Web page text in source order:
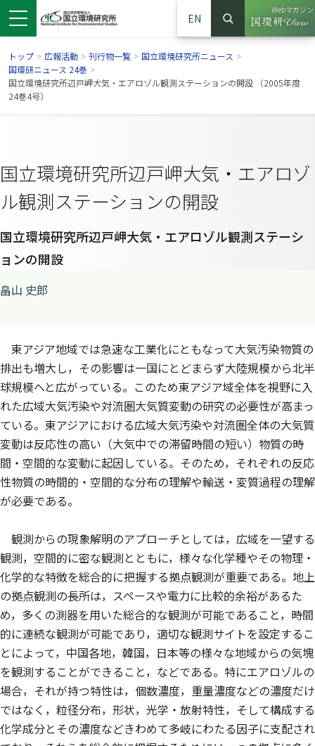
ウで開きます）
ンドウで開きます）
ウインドウで開きます）
EN
サイト内検索
検索
Webマガジン
（別ウイ
トップ > 広報活動 > 刊行物一覧 > 国立環境研究所ニュース >
国環研ニュース 24巻 >
国立環境研究所辺戸岬大気・エアロゾル観測ステーションの開設 （2005年度
24巻4号）
国立環境研究所辺戸岬大気・エアロゾ
ル観測ステーションの開設
国立環境研究所辺戸岬大気・エアロゾル観測ステーシ
ョンの開設
畠山 史郎
東アジア地域では急速な工業化にともなって大気汚染物質の
排出も増大し，その影響は一国にとどまらず大陸規模から北半
球規模へと広がっている。このため東アジア域全体を視野に入
れた広域大気汚染や対流圏大気質変動の研究の必要性が高まっ
ている。東アジアにおける広域大気汚染や対流圏全体の大気質
変動は反応性の高い（大気中での滞留時間の短い）物質の時
間・空間的な変動に起因している。そのため，それぞれの反応
性物質の時間的・空間的な分布の理解や輸送・変質過程の理解
が必要である。
観測からの現象解明のアプローチとしては，広域を一望する
観測，空間的に密な観測とともに，様々な化学種やその物理・
化学的な特徴を総合的に把握する拠点観測が重要である。地上
の拠点観測の長所は，スペースや電力に比較的余裕があるた
め，多くの測器を用いた総合的な観測が可能であること，時間
的に連続な観測が可能であり，適切な観測サイトを設定するこ
とによって，中国各地，韓国，日本等の様々な地域からの気塊
を観測することができること，などである。特にエアロゾルの
場合，それが持つ特性は，個数濃度，重量濃度などの濃度だけ
ではなく，粒径分布，形状，光学・放射特性，そして構成する
化学成分とその濃度などきわめて多岐にわたる因子に支配され